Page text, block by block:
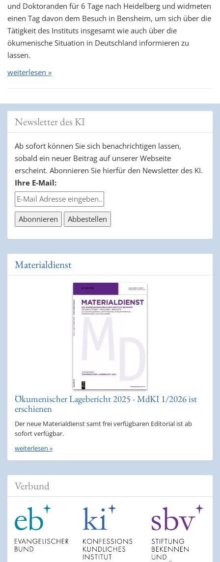
und Doktoranden für 6 Tage nach Heidelberg und widmeten
einen Tag davon dem Besuch in Bensheim, um sich über die
Tätigkeit des Instituts insgesamt wie auch über die
ökumenische Situation in Deutschland informieren zu
lassen.
weiterlesen »
Newsletter des KI
Ab sofort können Sie sich benachrichtigen lassen,
sobald ein neuer Beitrag auf unserer Webseite
erscheint. Abonnieren Sie hierfür den Newsletter des KI.
Ihre E-Mail:
Materialdienst
Ökumenischer Lagebericht 2025 - MdKI 1/2026 ist
erschienen
Der neue Materialdienst samt frei verfügbaren Editorial ist ab
sofort verfügbar.
weiterlesen »
Verbund